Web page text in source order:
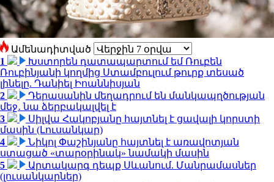
Ամենադիտված
1
Խստորեն դատապարտում եմ Ռուբեն
Ռուբինյանի կողմից Ստամբուլում թուրք տեսած
լինելը. Դանիել Իոաննիսյան
2
Դերասանին մեղադրում են մանկապղծության
մեջ․ նա ձերբակալվել է
3
Սիլվա Հակոբյանը հայտնել է ցավալի կորստի
մասին (Լուսանկար)
4
Նիկոլ Փաշինյանը հայտնել է առավոտյան
ստացած «տարօրինակ» նամակի մասին
5
Արտակարգ դեպք Սևանում. Մանրամասներ
(լուսանկարներ)